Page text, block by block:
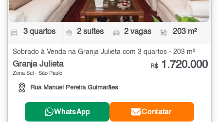
3 quartos 2 suítes 2 vagas 203 m²
Sobrado à Venda na Granja Julieta com 3 quartos - 203 m²
Granja Julieta
Zona Sul - São Paulo
Rua Manuel Pereira Guimarães
R$ 1.720.000
WhatsApp Contatar